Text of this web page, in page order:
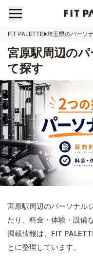
FIT PALETTE 埼玉県のパーソ
宮原駅周辺の
て探す
宮原駅周辺のパーソナル
たり、料金・体験・設備
掲載情報は、FIT
とに整理しています。